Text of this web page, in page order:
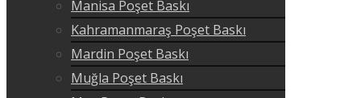
Manisa Poşet Baskı
Kahramanmaraş Poşet Baskı
Mardin Poşet Baskı
Muğla Poşet Baskı